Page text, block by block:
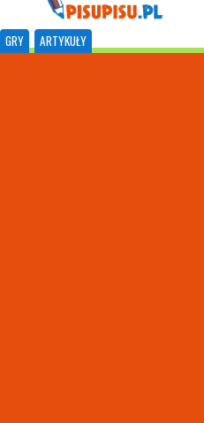
GRY ARTYKUŁY